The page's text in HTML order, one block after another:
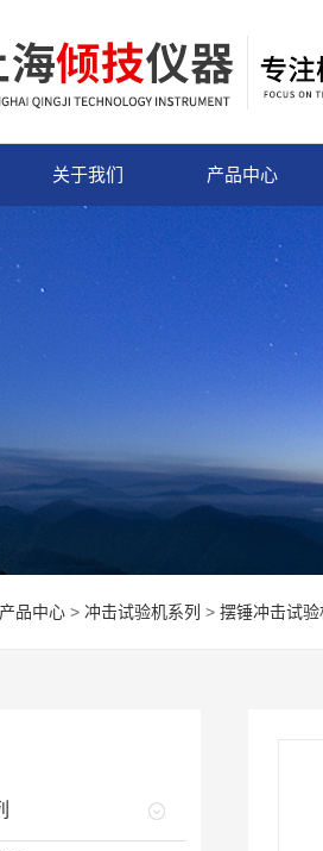
关于我们 产品中心
产品中心 > 冲击试验机系列 > 摆锤冲击试验